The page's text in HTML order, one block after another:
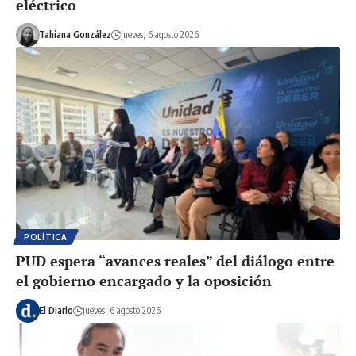
eléctrico
Tahiana González jueves, 6 agosto 2026
POLÍTICA
PUD espera “avances reales” del diálogo entre
el gobierno encargado y la oposición
El Diario jueves, 6 agosto 2026